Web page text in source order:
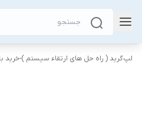
لپ‌گرید ( راه‌ حل های ارتقاء سیستم )-خرید